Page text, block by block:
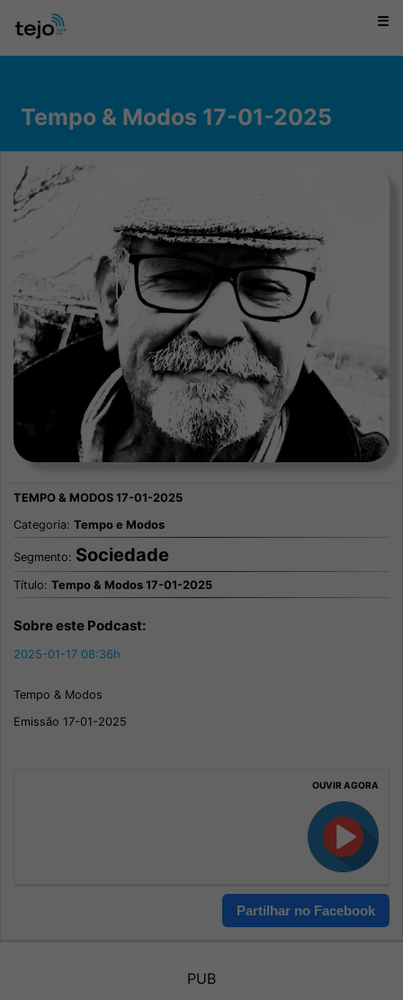
☰
Tempo & Modos 17-01-2025
Categoria: Tempo e Modos
Segmento: Sociedade
Título: Tempo & Modos 17-01-2025
Sobre este Podcast:
2025-01-17 08:36h
Tempo & Modos
Emissão 17-01-2025
OUVIR AGORA
Partilhar no Facebook
PUB